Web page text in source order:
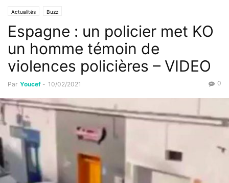
Actualités Buzz
Espagne : un policier met KO
un homme témoin de
violences policières – VIDEO
Par Youcef - 10/02/2021 0